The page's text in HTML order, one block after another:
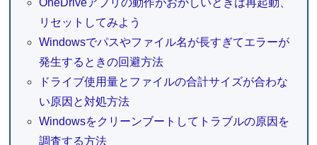
リセットしてみよう
Windowsでパスやファイル名が長すぎてエラーが
発生するときの回避方法
ドライブ使用量とファイルの合計サイズが合わな
い原因と対処方法
Windowsをクリーンブートしてトラブルの原因を
調査する方法